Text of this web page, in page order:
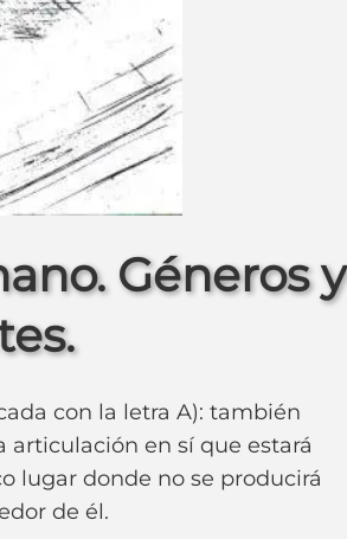
Géneros y
con la letra A): también
articulación en sí que estará
lugar donde no se producirá
de él.